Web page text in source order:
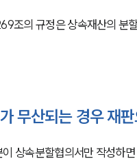
조의 규정은 상속재산의 분
무산되는 경우 재
이 상속분할협의서만 작성하